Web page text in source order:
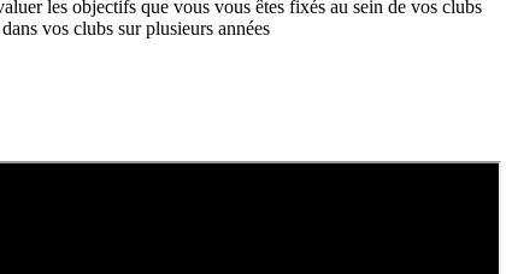
les objectifs que vous vous êtes fixés au sein de vos clubs
vos clubs sur plusieurs années